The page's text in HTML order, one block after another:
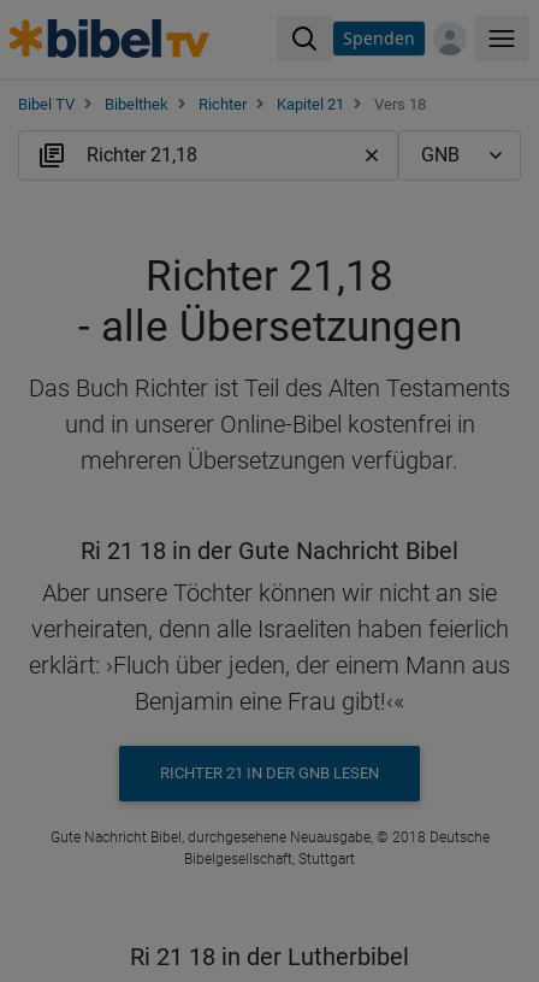
Spenden
Bibel TV Bibelthek Richter Kapitel 21 Vers 18
Richter 21,18
- alle Übersetzungen
Das Buch Richter ist Teil des Alten Testaments
und in unserer Online-Bibel kostenfrei in
mehreren Übersetzungen verfügbar.
Ri 21 18 in der Gute Nachricht Bibel
Aber unsere Töchter können wir nicht an sie
verheiraten, denn alle Israeliten haben feierlich
erklärt: ›Fluch über jeden, der einem Mann aus
Benjamin eine Frau gibt!‹«
RICHTER 21 IN DER GNB LESEN
Gute Nachricht Bibel, durchgesehene Neuausgabe, © 2018 Deutsche
Bibelgesellschaft, Stuttgart
Ri 21 18 in der Lutherbibel